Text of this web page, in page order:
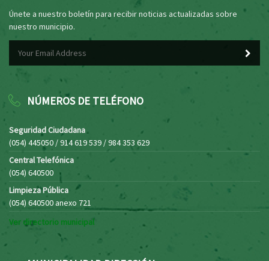
Únete a nuestro boletín para recibir noticias actualizadas sobre
nuestro municipio.
NÚMEROS DE TELÉFONO
Seguridad Ciudadana
(054) 445050 / 914 619 539 / 984 353 629
Central Telefónica
(054) 640500
Limpieza Pública
(054) 640500 anexo 721
Ver directorio municipal